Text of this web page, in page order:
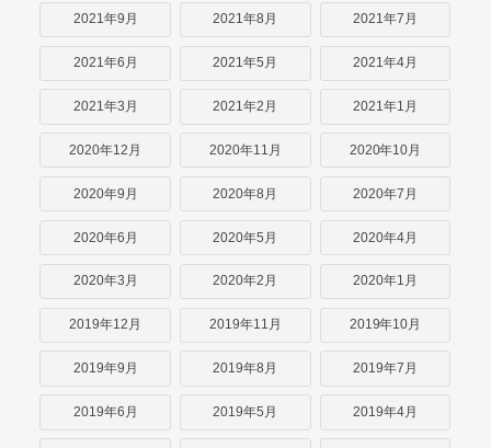
2021年9月 2021年8月 2021年7月
2021年6月 2021年5月 2021年4月
2021年3月 2021年2月 2021年1月
2020年12月 2020年11月 2020年10月
2020年9月 2020年8月 2020年7月
2020年6月 2020年5月 2020年4月
2020年3月 2020年2月 2020年1月
2019年12月 2019年11月 2019年10月
2019年9月 2019年8月 2019年7月
2019年6月 2019年5月 2019年4月